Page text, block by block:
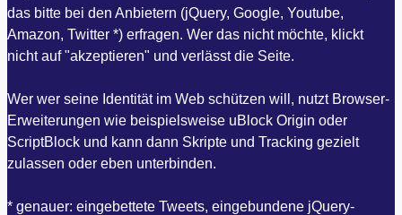
das bitte bei den Anbietern (jQuery, Google, Youtube,
Amazon, Twitter *) erfragen. Wer das nicht möchte, klickt
nicht auf "akzeptieren" und verlässt die Seite.
Wer wer seine Identität im Web schützen will, nutzt Browser-
Erweiterungen wie beispielsweise uBlock Origin oder
ScriptBlock und kann dann Skripte und Tracking gezielt
zulassen oder eben unterbinden.
* genauer: eingebettete Tweets, eingebundene jQuery-